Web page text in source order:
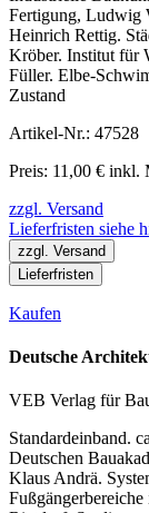
Fertigung, Ludwig
Heinrich Rettig.
Kröber. Institut für
Füller. Elbe-
Zustand
Artikel-Nr.: 47528
Preis: 11,00 € inkl.
zzgl. Versand
Lieferfristen siehe
zzgl. Versand
Lieferfristen
Kaufen
Deutsche
VEB Verlag für
Standardeinband.
Deutschen
Klaus Andrä.